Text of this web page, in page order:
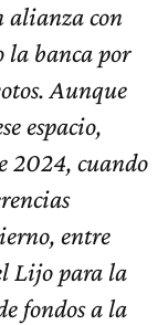
alianza con
la banca por
Aunque
espacio,
2024, cuando
entre
Lijo para la
fondos a la